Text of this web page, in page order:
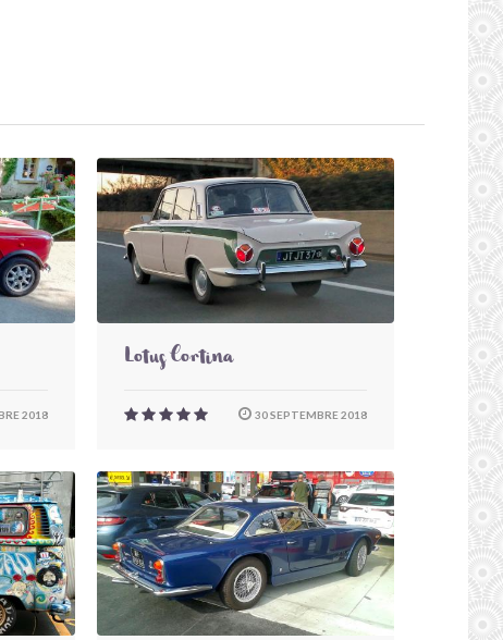
2018
Lotus Cortina
30 SEPTEMBRE 2018